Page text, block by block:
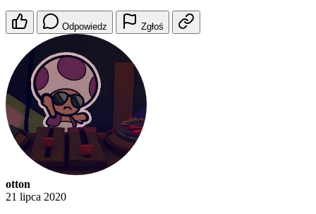
Odpowiedz Zgłoś
otton
21 lipca 2020